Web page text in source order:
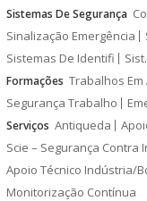
Sistemas De Segurança
Sinalização Emergência
Sistemas De Identifi
Formações Trabalhos Em
Segurança Trabalho
Serviços Antiqueda
Scie – Segurança Contra
Apoio Técnico Indústria/
Monitorização Contínua